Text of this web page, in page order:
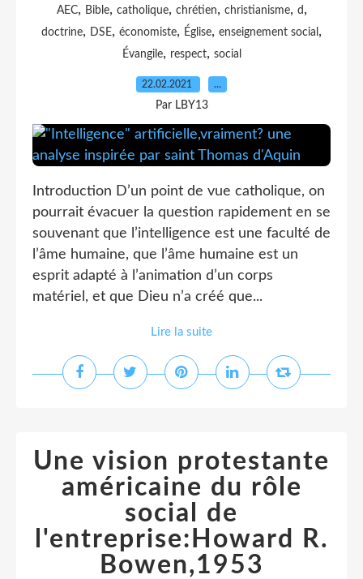
AEC, Bible, catholique, chrétien, christianisme, d ,
doctrine, DSE, économiste, Église, enseignement social ,
Évangile, respect, social
22.02.2021 …
Par LBY13
Introduction D’un point de vue catholique, on
pourrait évacuer la question rapidement en se
souvenant que l’intelligence est une faculté de
l’âme humaine, que l’âme humaine est un
esprit adapté à l’animation d’un corps
matériel, et que Dieu n’a créé que...
Lire la suite
Une vision protestante
américaine du rôle
social de
l'entreprise:Howard R.
Bowen,1953